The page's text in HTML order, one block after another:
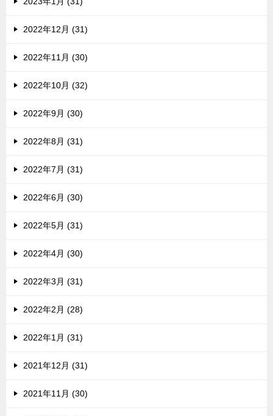
2022年12月 (31)
2022年11月 (30)
2022年10月 (32)
2022年9月 (30)
2022年8月 (31)
2022年7月 (31)
2022年6月 (30)
2022年5月 (31)
2022年4月 (30)
2022年3月 (31)
2022年2月 (28)
2022年1月 (31)
2021年12月 (31)
2021年11月 (30)